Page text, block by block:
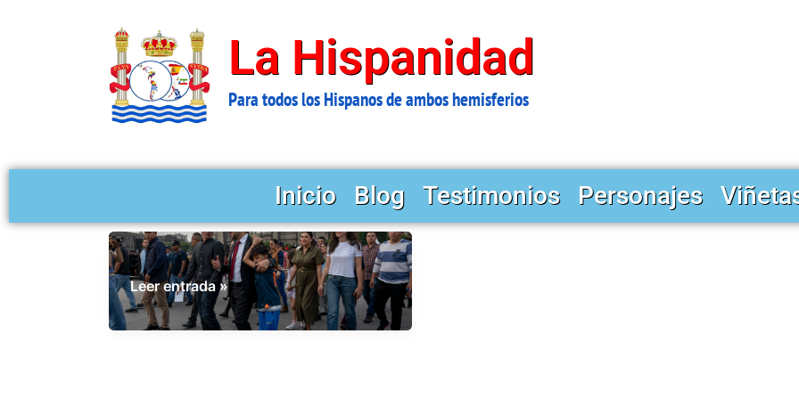
La Hispanidad
Para todos los Hispanos de ambos hemisferios
Inicio Blog Testimonios Personajes
El
«NO»
genocidio:
Leer entrada »